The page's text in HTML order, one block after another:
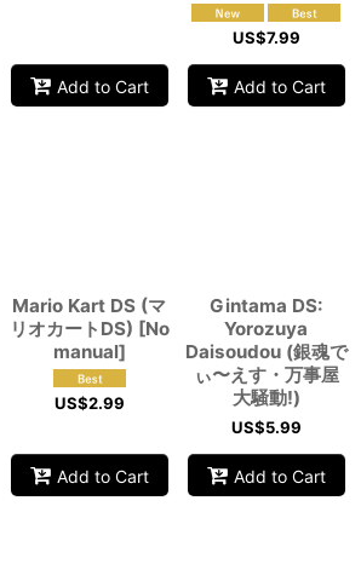
Add to Cart
US$7.99
Add to Cart
Mario Kart DS (マ
リオカートDS) [No
manual]
US$2.99
Add to Cart
Gintama DS:
Yorozuya
Daisoudou (銀魂で
ぃ〜えす・万事屋
大騒動!)
US$5.99
Add to Cart